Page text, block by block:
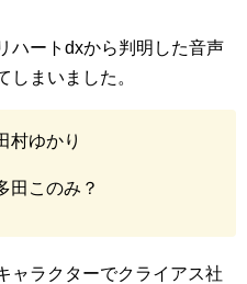
ハートdxから判明した音声
しまいました。
村ゆかり
このみ？
ャラクターでクライアス社